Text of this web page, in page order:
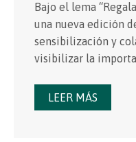
Bajo el lema
una nueva edición
sensibilización y
visibilizar la
LEER MÁS